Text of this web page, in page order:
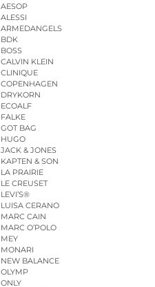
AESOP
ALESSI
ARMEDANGELS
BDK
BOSS
CALVIN KLEIN
CLINIQUE
COPENHAGEN
DRYKORN
ECOALF
FALKE
GOT BAG
HUGO
JACK & JONES
KAPTEN & SON
LA PRAIRIE
LE CREUSET
LEVI’S®
LUISA CERANO
MARC CAIN
MARC O’POLO
MEY
MONARI
NEW BALANCE
OLYMP
ONLY